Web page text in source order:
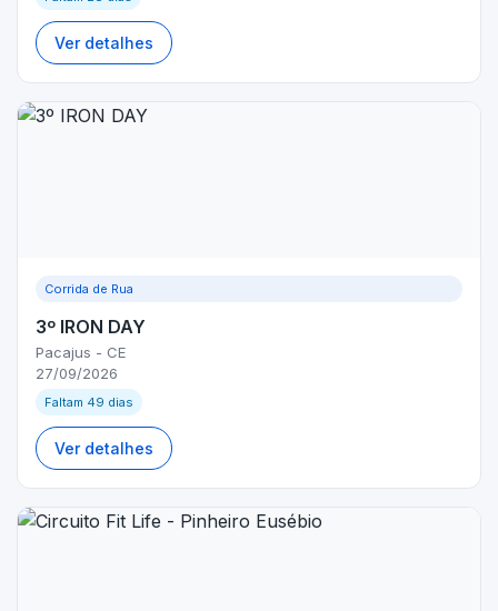
Ver detalhes
Corrida de Rua
3º IRON DAY
Pacajus - CE
27/09/2026
Faltam 49 dias
Ver detalhes